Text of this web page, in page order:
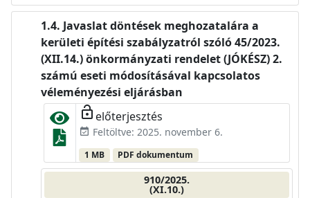
Javaslat döntések meghozatalára a
kerületi építési szabályzatról szóló 45/2023.
(XII.14.) önkormányzati rendelet (JÓKÉSZ) 2.
számú eseti módosításával kapcsolatos
véleményezési eljárásban
lock_open előterjesztés
event_available Feltöltve: 2025. november 6.
1 MB PDF dokumentum
910/2025.
(XI.10.)